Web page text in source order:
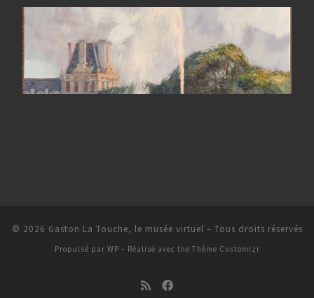
© 2026 Gaston La Touche, le musée virtuel – Tous droits réservés
Propulsé par WP – Réalisé avec the Thème Customizr